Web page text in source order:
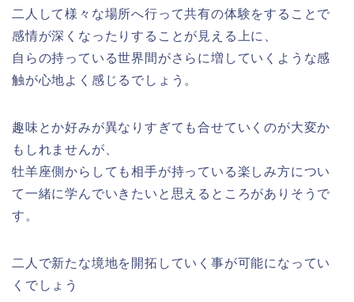
二人して様々な場所へ行って共有の体験をすることで
感情が深くなったりすることが見える上に、
自らの持っている世界間がさらに増していくような感
触が心地よく感じるでしょう。
趣味とか好みが異なりすぎても合せていくのが大変か
もしれませんが、
牡羊座側からしても相手が持っている楽しみ方につい
て一緒に学んでいきたいと思えるところがありそうで
す。
二人で新たな境地を開拓していく事が可能になってい
くでしょう